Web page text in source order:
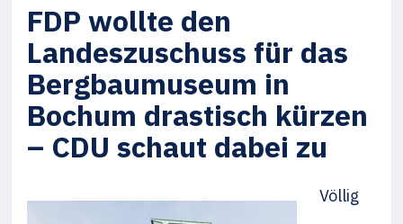
FDP wollte den
Landeszuschuss für das
Bergbaumuseum in
Bochum drastisch kürzen
– CDU schaut dabei zu
Völlig